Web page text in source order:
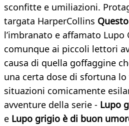
sconfitte e umiliazioni.
targata HarperCollins
l’imbranato e affamato Lupo
comunque ai piccoli lettori
causa di quella goffaggine
una certa dose di sfortuna
situazioni comicamente
avventure della serie - Lupo
e Lupo grigio è di buon